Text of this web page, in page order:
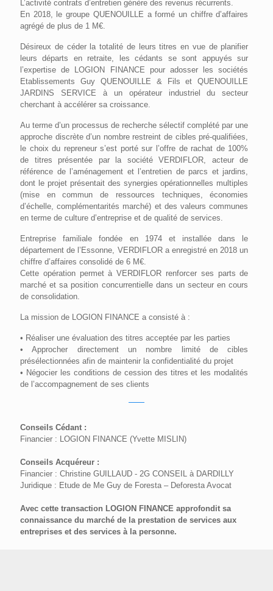
L’activité contrats d’entretien génère des revenus récurrents.
En 2018, le groupe QUENOUILLE a formé un chiffre d’affaires
agrégé de plus de 1 M€.
Désireux de céder la totalité de leurs titres en vue de planifier
leurs départs en retraite, les cédants se sont appuyés sur
l’expertise de LOGION FINANCE pour adosser les sociétés
Etablissements Guy QUENOUILLE & Fils et QUENOUILLE
JARDINS SERVICE à un opérateur industriel du secteur
cherchant à accélérer sa croissance.
Au terme d’un processus de recherche sélectif complété par une
approche discrète d’un nombre restreint de cibles pré-qualifiées,
le choix du repreneur s’est porté sur l’offre de rachat de 100%
de titres présentée par la société VERDIFLOR, acteur de
référence de l’aménagement et l’entretien de parcs et jardins,
dont le projet présentait des synergies opérationnelles multiples
(mise en commun de ressources techniques, économies
d’échelle, complémentarités marché) et des valeurs communes
en terme de culture d’entreprise et de qualité de services.
Entreprise familiale fondée en 1974 et installée dans le
département de l’Essonne, VERDIFLOR a enregistré en 2018 un
chiffre d’affaires consolidé de 6 M€.
Cette opération permet à VERDIFLOR renforcer ses parts de
marché et sa position concurrentielle dans un secteur en cours
de consolidation.
La mission de LOGION FINANCE a consisté à :
• Réaliser une évaluation des titres acceptée par les parties
• Approcher directement un nombre limité de cibles
présélectionnées afin de maintenir la confidentialité du projet
• Négocier les conditions de cession des titres et les modalités
de l’accompagnement de ses clients
Conseils Cédant :
Financier : LOGION FINANCE (Yvette MISLIN)
Conseils Acquéreur :
Financier : Christine GUILLAUD - 2G CONSEIL à DARDILLY
Juridique : Etude de Me Guy de Foresta – Deforesta Avocat
Avec cette transaction LOGION FINANCE approfondit sa
connaissance du marché de la prestation de services aux
entreprises et des services à la personne.